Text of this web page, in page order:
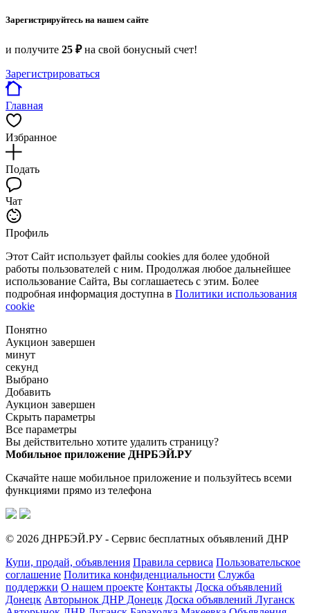
Зарегистрируйтесь на нашем сайте
и получите 25 ₽на свой бонусный счет!
Зарегистрироваться
Главная
Избранное
Подать
Чат
Профиль
Этот Сайт использует файлы cookies для более удобной
работы пользователей с ним. Продолжая любое дальнейшее
использование Сайта, Вы соглашаетесь с этим. Более
подробная информация доступна в Политики использования
cookie
Понятно
Аукцион завершен
минут
секунд
Выбрано
Добавить
Аукцион завершен
Скрыть параметры
Все параметры
Вы действительно хотите удалить страницу?
Мобильное приложение ДНРБЭЙ.РУ
Скачайте наше мобильное приложение и пользуйтесь всеми
функциями прямо из телефона
© 2026 ДНРБЭЙ.РУ - Сервис бесплатных объявлений ДНР
Купи, продай, объявления Правила сервиса Пользовательское
соглашение Политика конфиденциальности Служба
поддержки О нашем проекте Контакты Доска объявлений
Донецк Авторынок ДНР Донецк Доска объявлений Луганск